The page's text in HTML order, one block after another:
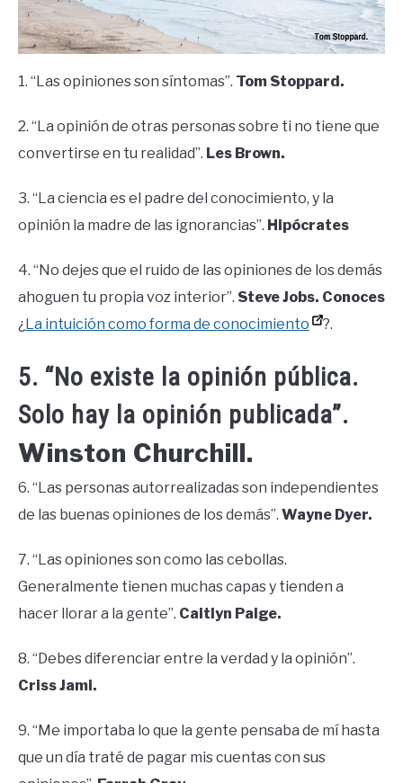
1. “Las opiniones son síntomas”. Tom Stoppard.
2. “La opinión de otras personas sobre ti no tiene que
convertirse en tu realidad”. Les Brown.
3. “La ciencia es el padre del conocimiento, y la
opinión la madre de las ignorancias”. Hipócrates
4. “No dejes que el ruido de las opiniones de los demás
ahoguen tu propia voz interior”. Steve Jobs. Conoces
¿ La intuición como forma de conocimiento ?.
5. “No existe la opinión pública.
Solo hay la opinión publicada”.
Winston Churchill.
6. “Las personas autorrealizadas son independientes
de las buenas opiniones de los demás”. Wayne Dyer.
7. “Las opiniones son como las cebollas.
Generalmente tienen muchas capas y tienden a
hacer llorar a la gente”. Caitlyn Paige.
8. “Debes diferenciar entre la verdad y la opinión”.
Criss Jami.
9. “Me importaba lo que la gente pensaba de mí hasta
que un día traté de pagar mis cuentas con sus